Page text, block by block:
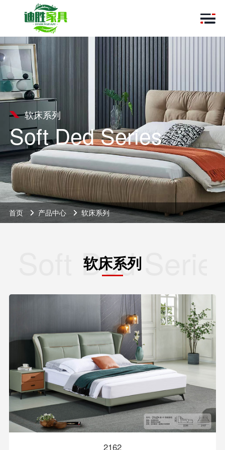
软床系列
Soft Ded Series
首页 产品中心 软床系列
Soft Ded
软床系列
2162